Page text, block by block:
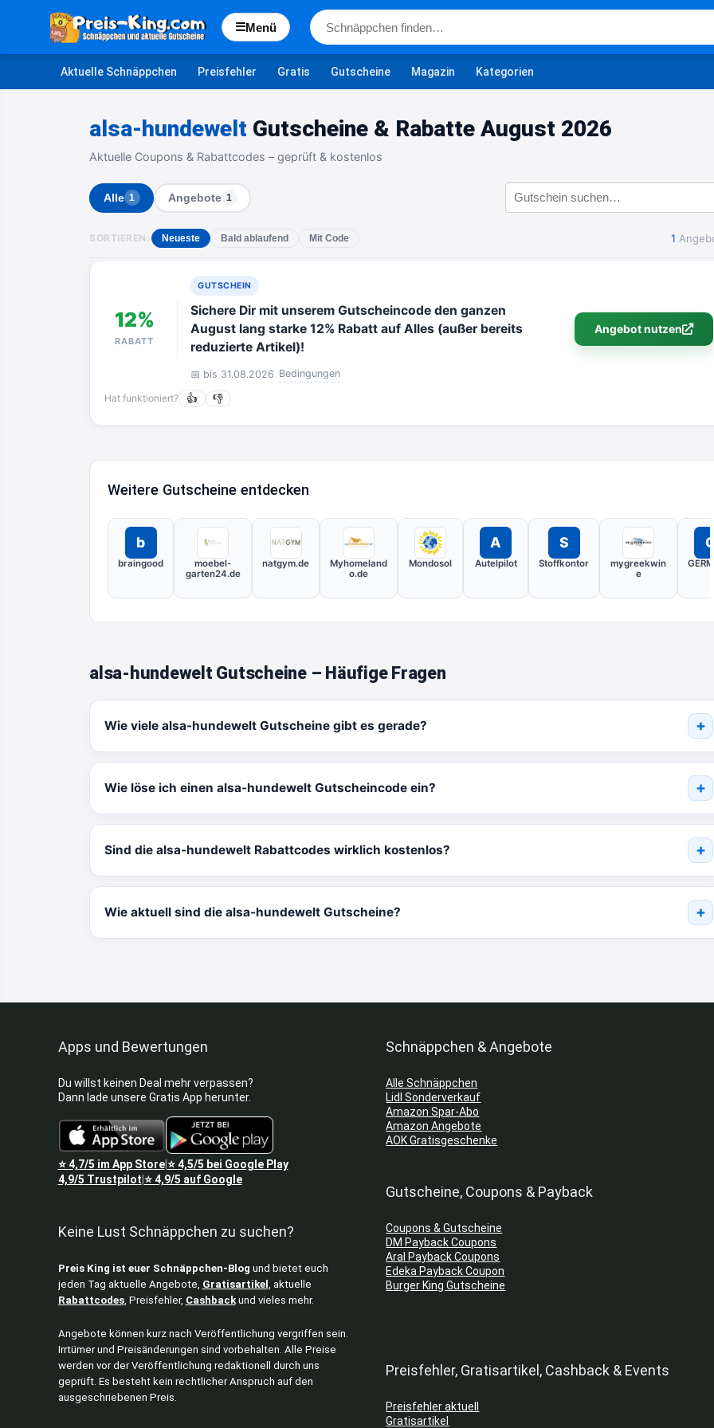
☰Menü
Aktuelle Schnäppchen Preisfehler Gratis Gutscheine Magazin Kategorien
alsa-hundewelt Gutscheine & Rabatte August 2026
Aktuelle Coupons & Rabattcodes – geprüft & kostenlos
Alle 1 Angebote 1
SORTIEREN: Neueste Bald ablaufend Mit Code 1
12%
RABATT
GUTSCHEIN
Sichere Dir mit unserem Gutscheincode den ganzen
August lang starke 12% Rabatt auf Alles (außer bereits
reduzierte Artikel)!
📅 bis 31.08.2026 Bedingungen
Angebot nutzen
Hat funktioniert? 👍 👎
Weitere Gutscheine entdecken
b
braingood
moebel-
garten24.de
natgym.de
Myhomeland
o.de
Mondosol
A
Autelpilot
S
Stoffkontor
mygreekwin
e
G
alsa-hundewelt Gutscheine – Häufige Fragen
Wie viele alsa-hundewelt Gutscheine gibt es gerade?
Wie löse ich einen alsa-hundewelt Gutscheincode ein?
Sind die alsa-hundewelt Rabattcodes wirklich kostenlos?
Wie aktuell sind die alsa-hundewelt Gutscheine?
Apps und Bewertungen
Du willst keinen Deal mehr verpassen?
Dann lade unsere Gratis App herunter.
⭐4,7/5 im App Store|⭐4,5/5 bei Google Play
4,9/5 Trustpilot ⭐4,9/5 auf Google
Keine Lust Schnäppchen zu suchen?
Preis King ist euer Schnäppchen-Blog und bietet euch
jeden Tag aktuelle Angebote, Gratisartikel
, aktuelle
Rabattcodes, Preisfehler, Cashbackund vieles mehr.
Angebote können kurz nach Veröffentlichung vergriffen sein.
Irrtümer und Preisänderungen sind vorbehalten. Alle Preise
werden vor der Veröffentlichung redaktionell durch uns
geprüft. Es besteht kein rechtlicher Anspruch auf den
ausgeschriebenen Preis.
Schnäppchen & Angebote
Alle Schnäppchen
Lidl Sonderverkauf
Amazon Spar-Abo
Amazon Angebote
AOK Gratisgeschenke
Gutscheine, Coupons & Payback
Coupons & Gutscheine
DM Payback Coupons
Aral Payback Coupons
Edeka Payback Coupon
Burger King Gutscheine
Preisfehler, Gratisartikel, Cashback & Events
Preisfehler aktuell
Gratisartikel